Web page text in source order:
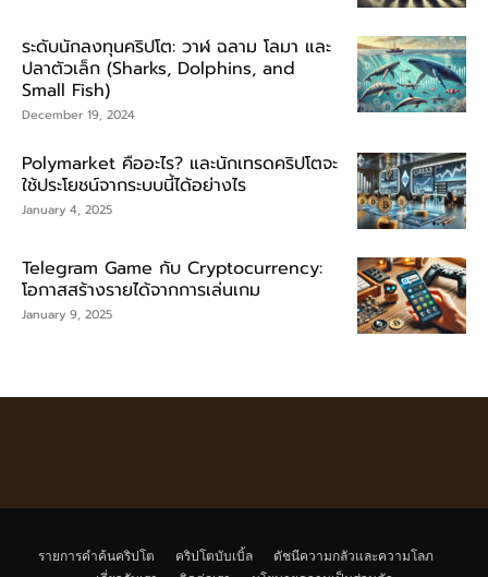
ระดับนักลงทุนคริปโต: วาฬ ฉลาม โลมา และ
ปลาตัวเล็ก (Sharks, Dolphins, and
Small Fish)
December 19, 2024
Polymarket คืออะไร? และนักเทรดคริปโตจะ
ใช้ประโยชน์จากระบบนี้ได้อย่างไร
January 4, 2025
Telegram Game กับ Cryptocurrency:
โอกาสสร้างรายได้จากการเล่นเกม
January 9, 2025
รายการคำค้นคริปโต คริปโตบับเบิ้ล
ดัชนีความกลัวและความโลภ